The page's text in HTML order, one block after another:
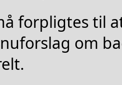
forpligtes til
om